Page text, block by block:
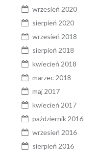
wrzesień 2020
sierpień 2020
wrzesień 2018
sierpień 2018
kwiecień 2018
marzec 2018
maj 2017
kwiecień 2017
październik 2016
wrzesień 2016
sierpień 2016